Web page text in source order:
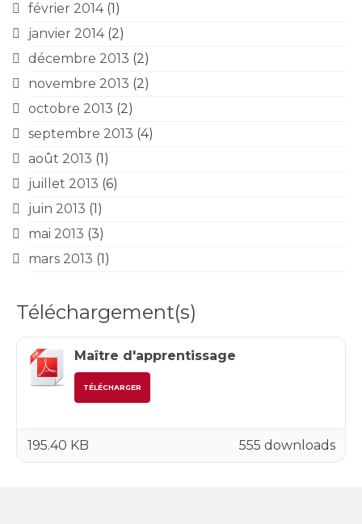
février 2014(1)
janvier 2014(2)
décembre 2013 (2)
novembre 2013 (2)
octobre 2013 (2)
septembre 2013 (4)
août 2013 (1)
juillet 2013 (6)
juin 2013 (1)
mai 2013 (3)
mars 2013 (1)
Téléchargement(s)
Maître d'apprentissage
TÉLÉCHARGER
555 downloads
195.40 KB